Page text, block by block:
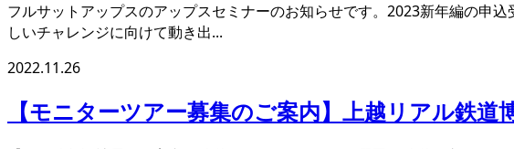
フルサットアップスのアップスセミナーのお知らせです。2023新年編の申
しいチャレンジに向けて動き出...
2022.11.26
【モニターツアー募集のご案内】上越リアル鉄